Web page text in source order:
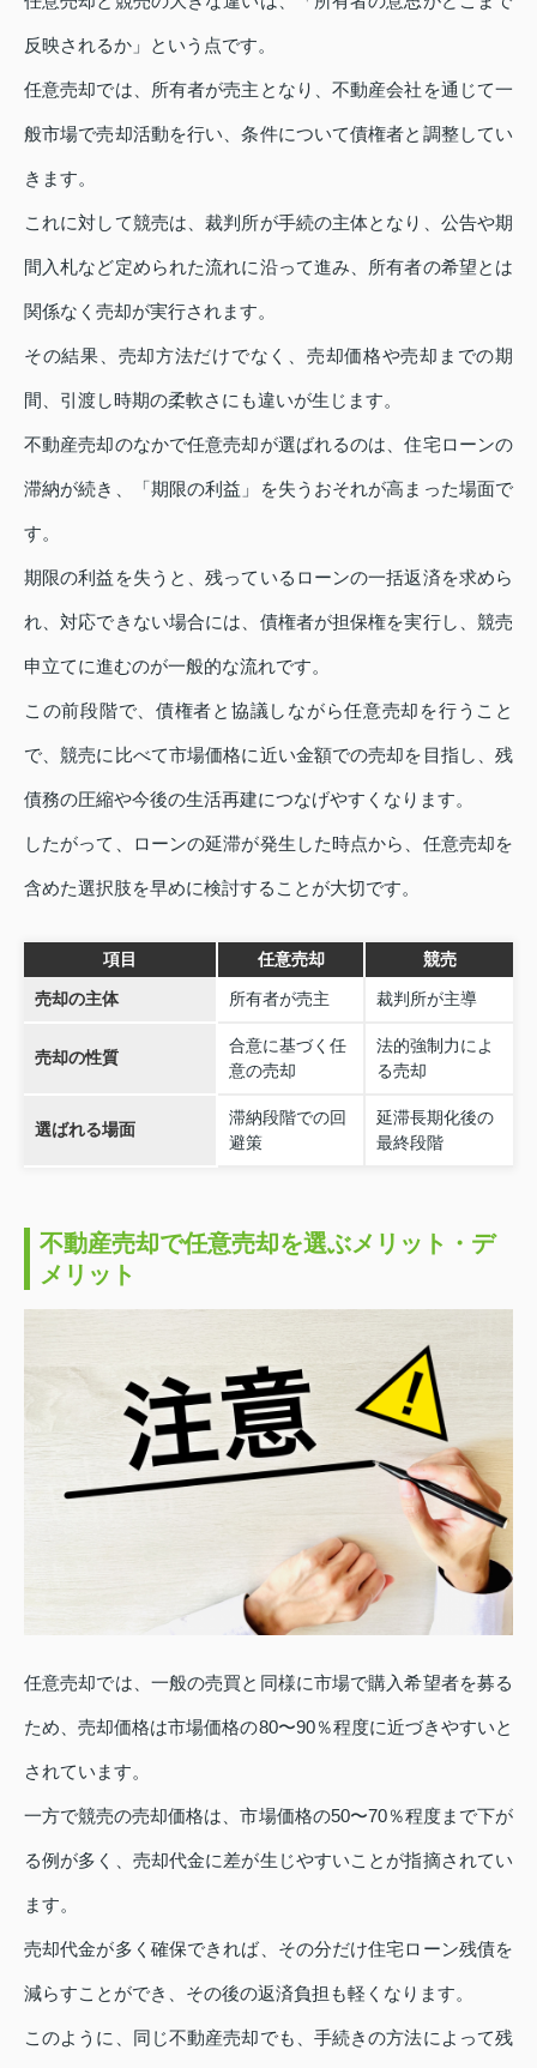
反映されるか」という点です。
任意売却では、所有者が売主となり、不動産会社を通じて一
般市場で売却活動を行い、条件について債権者と調整してい
きます。
これに対して競売は、裁判所が手続の主体となり、公告や期
間入札など定められた流れに沿って進み、所有者の希望とは
関係なく売却が実行されます。
その結果、売却方法だけでなく、売却価格や売却までの期
間、引渡し時期の柔軟さにも違いが生じます。
不動産売却のなかで任意売却が選ばれるのは、住宅ローンの
滞納が続き、「期限の利益」を失うおそれが高まった場面で
す。
期限の利益を失うと、残っているローンの一括返済を求めら
れ、対応できない場合には、債権者が担保権を実行し、競売
申立てに進むのが一般的な流れです。
この前段階で、債権者と協議しながら任意売却を行うこと
で、競売に比べて市場価格に近い金額での売却を目指し、残
債務の圧縮や今後の生活再建につなげやすくなります。
したがって、ローンの延滞が発生した時点から、任意売却を
含めた選択肢を早めに検討することが大切です。
項目 任意売却 競売
売却の主体 所有者が売主 裁判所が主導
売却の性質
合意に基づく任
意の売却
法的強制力によ
る売却
選ばれる場面
滞納段階での回
避策
延滞長期化後の
最終段階
不動産売却で任意売却を選ぶメリット・デ
メリット
任意売却では、一般の売買と同様に市場で購入希望者を募る
ため、売却価格は市場価格の80〜90％程度に近づきやすいと
されています。
一方で競売の売却価格は、市場価格の50〜70％程度まで下が
る例が多く、売却代金に差が生じやすいことが指摘されてい
ます。
売却代金が多く確保できれば、その分だけ住宅ローン残債を
減らすことができ、その後の返済負担も軽くなります。
このように、同じ不動産売却でも、手続きの方法によって残